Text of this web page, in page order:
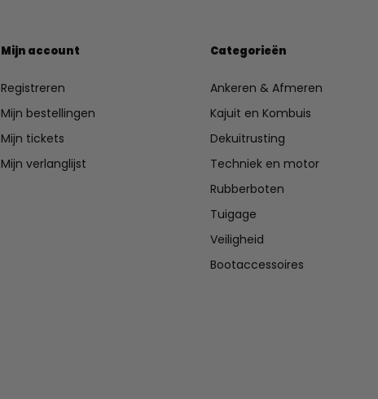
Mijn account
Registreren
Mijn bestellingen
Mijn tickets
Mijn verlanglijst
Categorieën
Ankeren & Afmeren
Kajuit en Kombuis
Dekuitrusting
Techniek en motor
Rubberboten
Tuigage
Veiligheid
Bootaccessoires